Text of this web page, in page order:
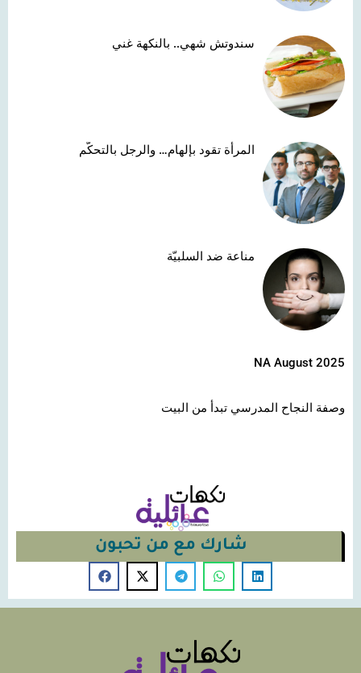
سندوتش شهي.. بالنكهة غني
المرأة تقود بإلهام… والرجل بالتحكّم
مناعة ضد السلبيّة
NA August 2025
وصفة النجاح المدرسي تبدأ من البيت
شارك مع من تحبون